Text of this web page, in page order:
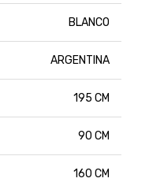
BLANCO
ARGENTINA
195 CM
90 CM
160 CM